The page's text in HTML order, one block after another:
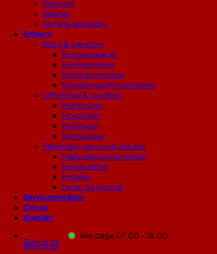
Klannere
Sølvfisk
Se flere skadedyr
Erhverv
Bolig & ejendom
Boligselskaber
Ejerforeninger
Kontorbygninger
Ejendomsadministratorer
Offentlige & sundhed
Kommuner
Hospitaler
Plejehjem
Institutioner
Fødevarer, service & industri
Fødevarevirksomheder
Restauranter
Hoteller
Lager og logistik
Serviceområder
Om os
Kontakt
Alle dage 07.00 - 18.00
Ring til os
Skriv til os